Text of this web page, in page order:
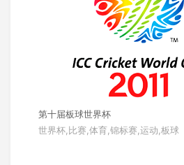
第十届板球世界杯
世界杯,比赛,体育,锦标赛,运动,板球